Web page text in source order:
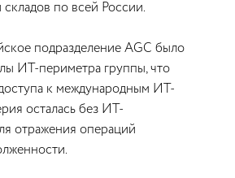
по всей России.
подразделение AGC было
ИТ-периметра группы, что
к международным ИТ-
осталась без ИТ-
отражения операций